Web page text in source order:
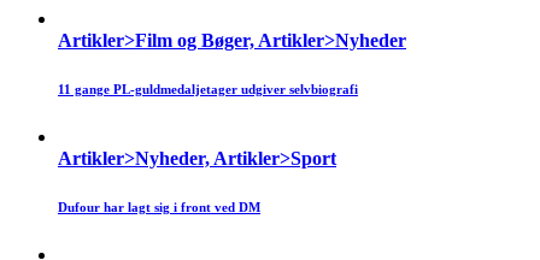
Artikler>Film og Bøger, Artikler>Nyheder
11 gange PL-guldmedaljetager udgiver selvbiografi
Artikler>Nyheder, Artikler>Sport
Dufour har lagt sig i front ved DM